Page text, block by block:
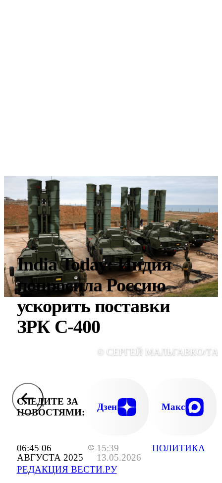
06:45 06
АВГУСТА 2025
15:39
13.05.2026
РЕДАКЦИЯ ВЕСТИ.РУ
ПОЛИТИКА
India Today: Индия
попросила Россию
ускорить поставки
ЗРК С-400
© СЕРГЕЙ МАЛЬГАВКО/
СЛЕДИТЕ ЗА
НОВОСТЯМИ:
Дзен Макс